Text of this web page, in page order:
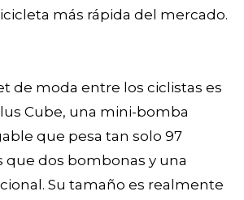
más rápida del mercado.
de moda entre los ciclistas es
Cube, una mini-bomba
que pesa tan solo 97
que dos bombonas y una
Su tamaño es realmente